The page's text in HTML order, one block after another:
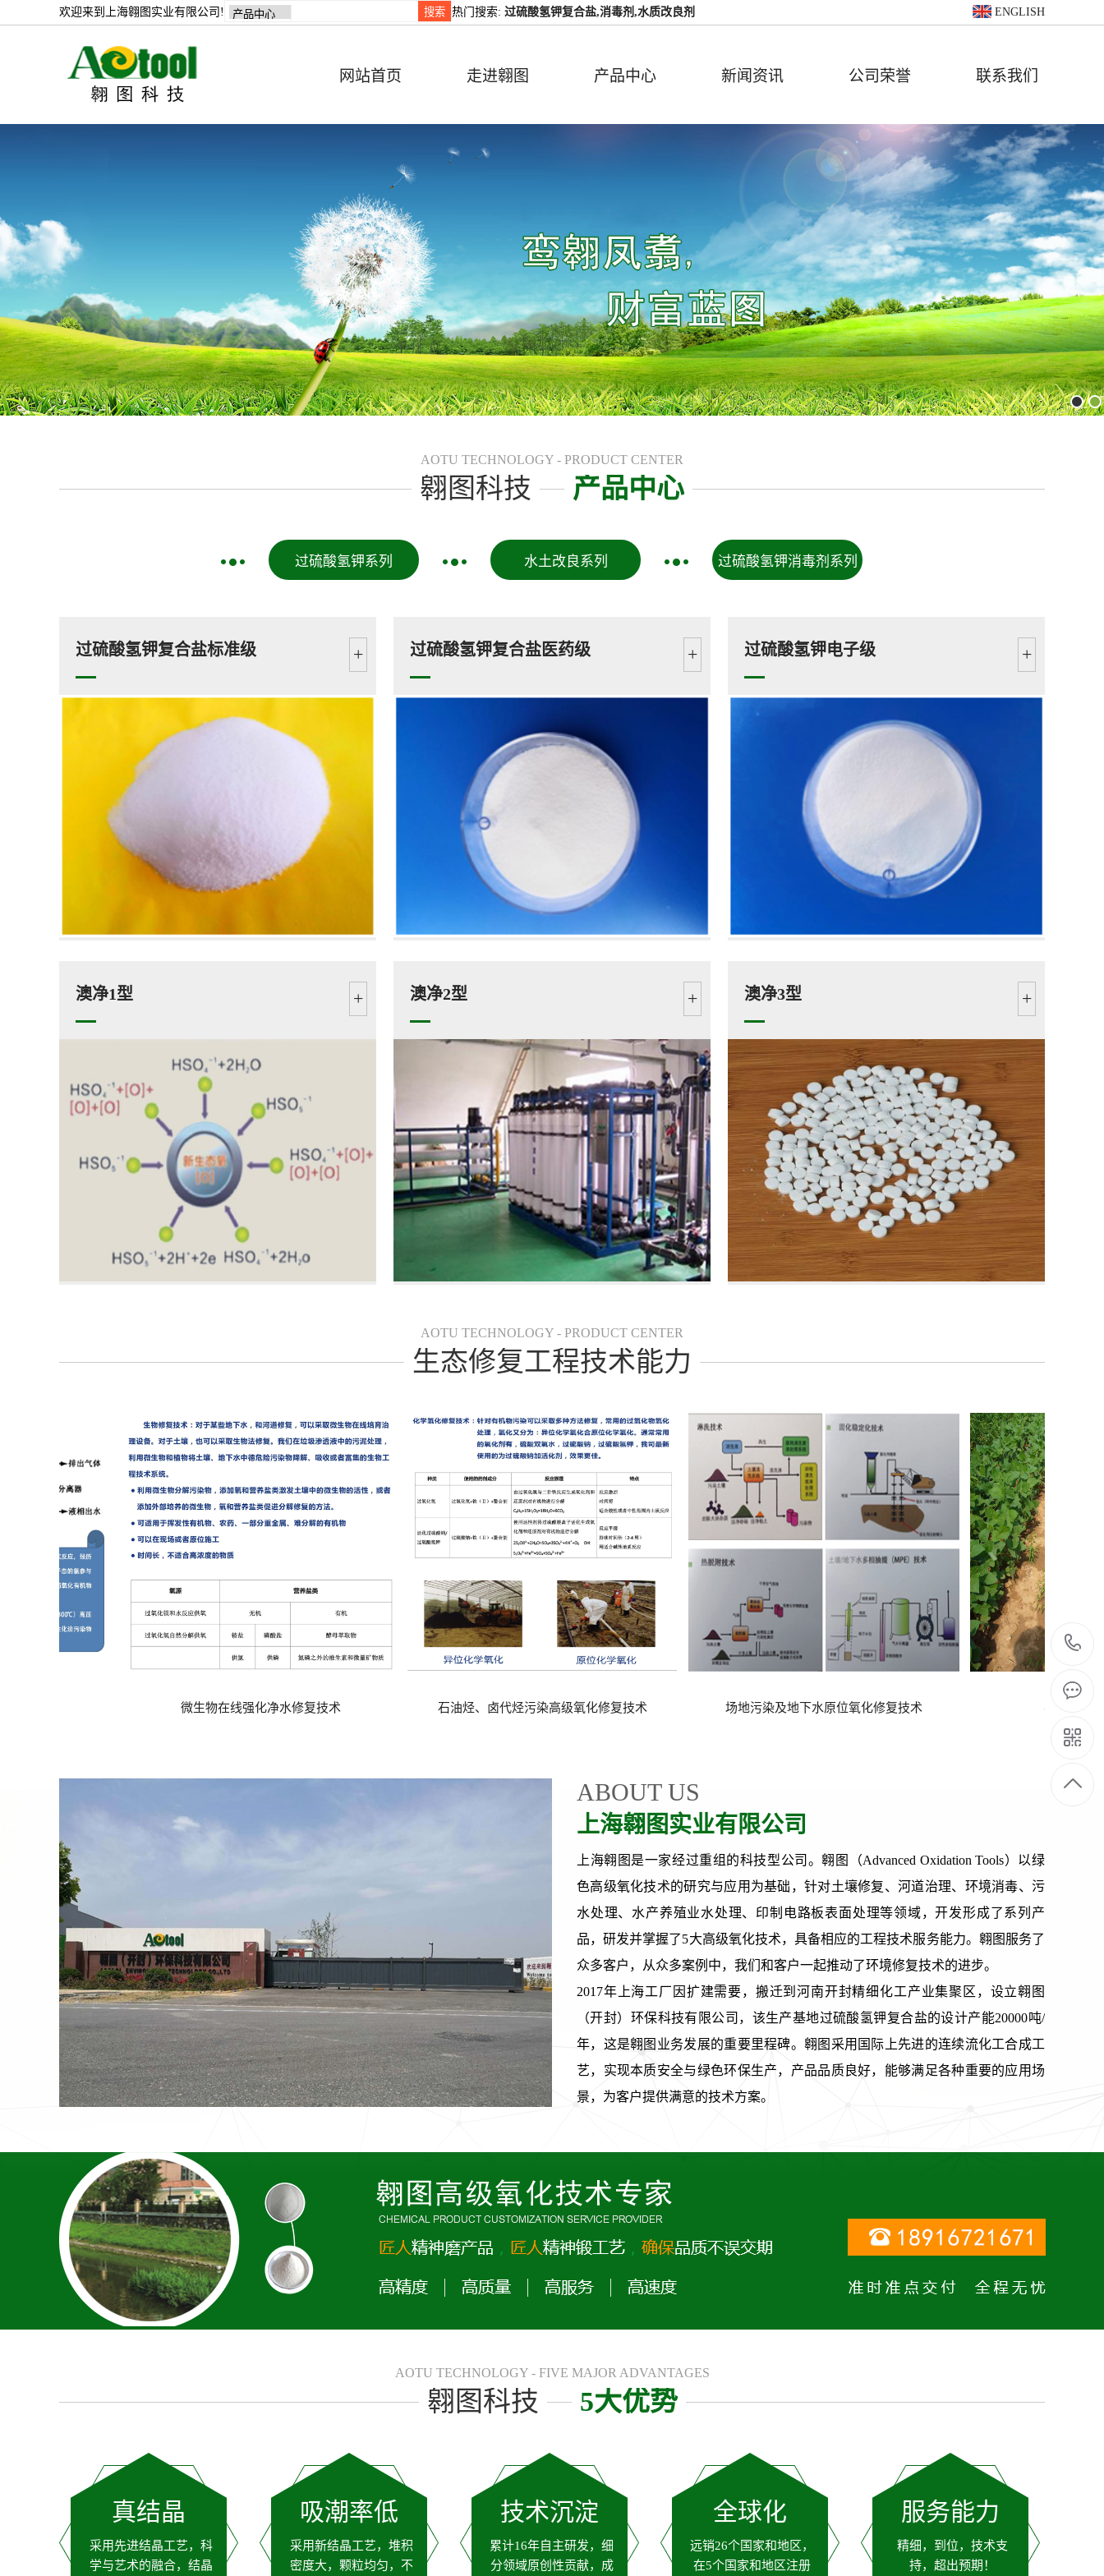
欢迎来到上海翱图实业有限公司! 热门搜索: 过硫酸氢钾复合盐,消毒剂,水质改良剂 ENGLISH
网站首页 走进翱图 产品中心 新闻资讯 公司荣誉 联系我们
AOTU TECHNOLOGY - PRODUCT CENTER
翱图科技 产品中心
过硫酸氢钾系列 水土改良系列 过硫酸氢钾消毒剂系列
+
过硫酸氢钾复合盐标准级 +
过硫酸氢钾复合盐医药级 +
过硫酸氢钾电子级
+
澳净1型 +
澳净2型 +
澳净3型
AOTU TECHNOLOGY - PRODUCT CENTER
生态修复工程技术能力
石油烃、卤代烃污染高级氧化修复技术 场地污染及地下水原位氧化修复技术 农田污染综合改良技术
ABOUT US
上海翱图实业有限公司
上海翱图是一家经过重组的科技型公司。翱图（Advanced Oxidation Tools）以绿
色高级氧化技术的研究与应用为基础，针对土壤修复、河道治理、环境消毒、污
水处理、水产养殖业水处理、印制电路板表面处理等领域，开发形成了系列产
品，研发并掌握了5大高级氧化技术，具备相应的工程技术服务能力。翱图服务了
众多客户，从众多案例中，我们和客户一起推动了环境修复技术的进步。
2017年上海工厂因扩建需要，搬迁到河南开封精细化工产业集聚区，设立翱图
（开封）环保科技有限公司，该生产基地过硫酸氢钾复合盐的设计产能20000吨/
年，这是翱图业务发展的重要里程碑。翱图采用国际上先进的连续流化工合成工
艺，实现本质安全与绿色环保生产，产品品质良好，能够满足各种重要的应用场
景，为客户提供满意的技术方案。
AOTU TECHNOLOGY - FIVE MAJOR ADVANTAGES
翱图科技 5大优势
真结晶
采用先进结晶工艺，科
学与艺术的融合，结晶
吸潮率低
采用新结晶工艺，堆积
密度大，颗粒均匀，不
技术沉淀
累计16年自主研发，细
分领域原创性贡献，成
全球化
远销26个国家和地区，
在5个国家和地区注册
服务能力
精细，到位，技术支
持，超出预期！